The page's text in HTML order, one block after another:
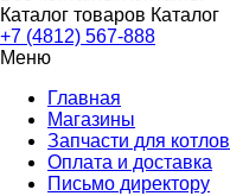
Каталог товаров Каталог
+7 (4812) 567-888
Меню
Главная
Магазины
Запчасти для котлов
Оплата и доставка
Письмо директору